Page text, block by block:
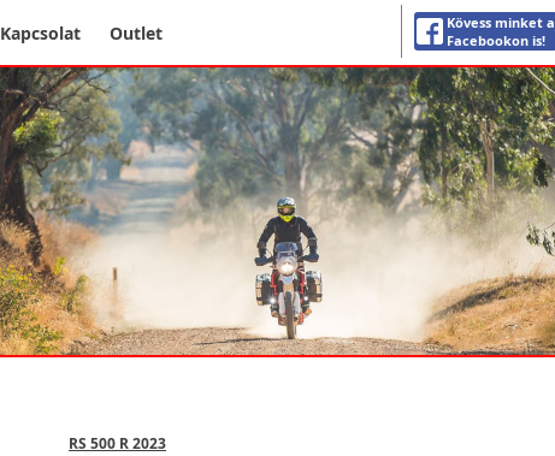
Kapcsolat Outlet
Kövess minket a
Facebookon is!
RS 500 R 2023